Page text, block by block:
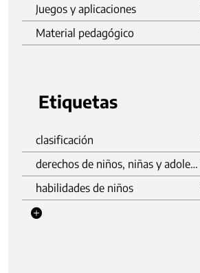
Juegos y aplicaciones
Material pedagógico
Etiquetas
clasificación
derechos de niños, niñas y adolescentes
habilidades de niños